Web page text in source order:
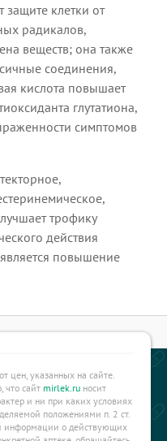
защите клетки от
радикалов,
веществ; она также
соединения,
кислота повышает
глутатиона,
симптомов
трофику
действия
повышение
цен, указанных на сайте.
сайт mirlek.ru носит
и ни при каких условиях
положениями п. 2 ст.
информации о действующих